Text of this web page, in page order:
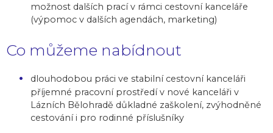
možnost dalších prací v rámci cestovní kanceláře
(výpomoc v dalších agendách, marketing)
Co můžeme nabídnout
dlouhodobou práci ve stabilní cestovní kanceláři
příjemné pracovní prostředí v nové kanceláři v
Lázních Bělohradě důkladné zaškolení, zvýhodněné
cestování i pro rodinné příslušníky